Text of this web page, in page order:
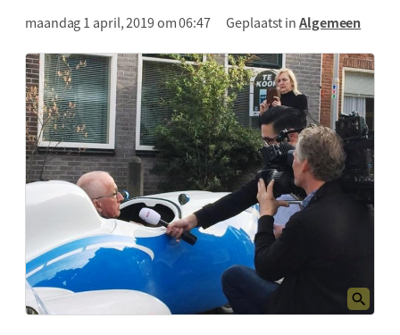
maandag 1 april, 2019 om 06:47 Geplaatst inAlgemeen